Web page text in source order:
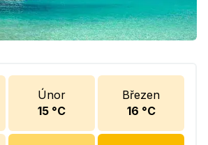
Únor
15 °C
Březen
16 °C